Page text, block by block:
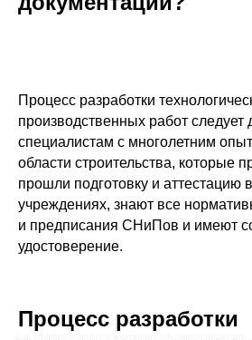
Процесс разработки
производственных работ следует
специалистам с многолетним
области строительства, которые
прошли подготовку и аттестацию
учреждениях, знают все
и предписания СНиПов и имеют
удостоверение.
Процесс разработки